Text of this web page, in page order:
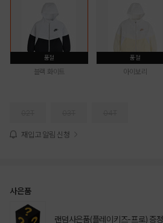
품절
블랙 화이트
품절
아이보리
재입고 알림 신청
사은품
랜덤사은품(플레이키즈-프로) 증정